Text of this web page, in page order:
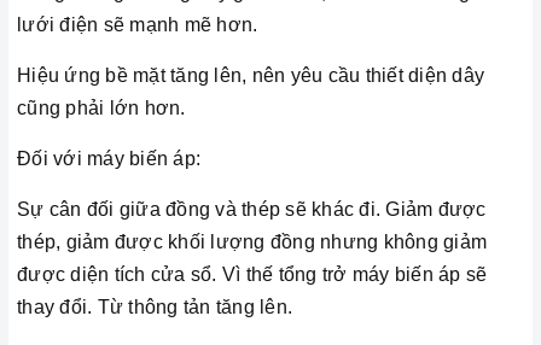
lưới điện sẽ mạnh mẽ hơn.
Hiệu ứng bề mặt tăng lên, nên yêu cầu thiết diện dây
cũng phải lớn hơn.
Đối với máy biến áp:
Sự cân đối giữa đồng và thép sẽ khác đi. Giảm được
thép, giảm được khối lượng đồng nhưng không giảm
được diện tích cửa sổ. Vì thế tổng trở máy biến áp sẽ
thay đổi. Từ thông tản tăng lên.